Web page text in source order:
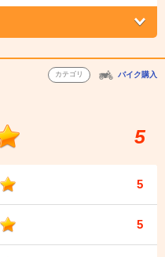
カテゴリ バイク購入
5
5
5